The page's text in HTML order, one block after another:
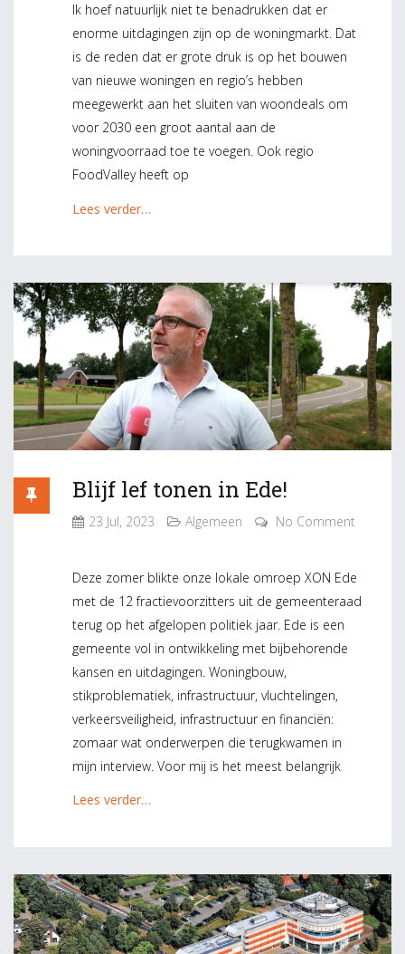
Ik hoef natuurlijk niet te benadrukken dat er
enorme uitdagingen zijn op de woningmarkt. Dat
is de reden dat er grote druk is op het bouwen
van nieuwe woningen en regio’s hebben
meegewerkt aan het sluiten van woondeals om
voor 2030 een groot aantal aan de
woningvoorraad toe te voegen. Ook regio
FoodValley heeft op
Lees verder…
Blijf lef tonen in Ede!
23 Jul, 2023 Algemeen No Comment
Deze zomer blikte onze lokale omroep XON Ede
met de 12 fractievoorzitters uit de gemeenteraad
terug op het afgelopen politiek jaar. Ede is een
gemeente vol in ontwikkeling met bijbehorende
kansen en uitdagingen. Woningbouw,
stikproblematiek, infrastructuur, vluchtelingen,
verkeersveiligheid, infrastructuur en financiën:
zomaar wat onderwerpen die terugkwamen in
mijn interview. Voor mij is het meest belangrijk
Lees verder…